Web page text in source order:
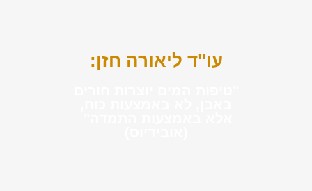
עו"ד ליאורה חזן: